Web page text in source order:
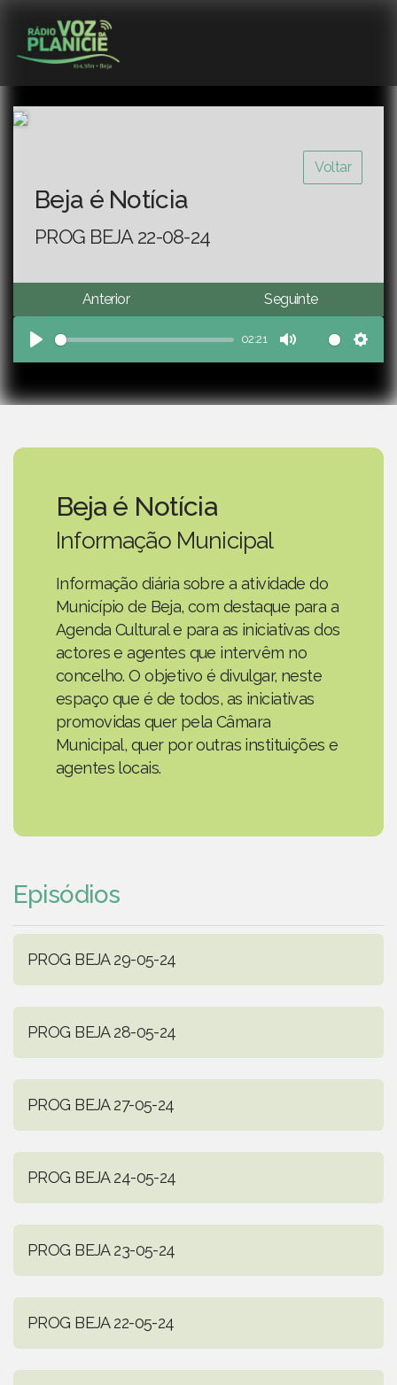
Voltar
Beja é Notícia
PROG BEJA 22-08-24
Anterior Seguinte
Play
02:21
Mute
Beja é Notícia
Informação Municipal
Informação diária sobre a atividade do
Município de Beja, com destaque para a
Agenda Cultural e para as iniciativas dos
actores e agentes que intervêm no
concelho. O objetivo é divulgar, neste
espaço que é de todos, as iniciativas
promovidas quer pela Câmara
Municipal, quer por outras instituições e
agentes locais.
Episódios
PROG BEJA 29-05-24
PROG BEJA 28-05-24
PROG BEJA 27-05-24
PROG BEJA 24-05-24
PROG BEJA 23-05-24
PROG BEJA 22-05-24